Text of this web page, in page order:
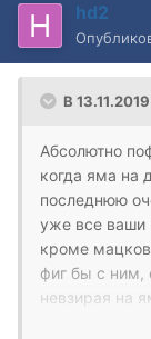
hd2
В
Абсолютно
когда яма на
последнюю
уже все ваши
кроме
фиг бы с ним,
невзирая на